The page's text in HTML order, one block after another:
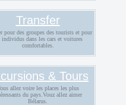
Transfer
pour des groupes des tourists et pour
individus dans les cars et voitures
comfortables.
& Tours
allez voire les places les plus
du pays.Vouz allez aimer
Bélarus.